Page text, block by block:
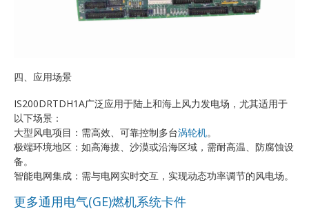
四、应用场景
IS200DRTDH1A广泛应用于陆上和海上风力发电场，尤其适用于
以下场景：
大型风电项目：需高效、可靠控制多台涡轮机。
极端环境地区：如高海拔、沙漠或沿海区域，需耐高温、防腐蚀设
备。
智能电网集成：需与电网实时交互，实现动态功率调节的风电场。
更多通用电气(GE)燃机系统卡件